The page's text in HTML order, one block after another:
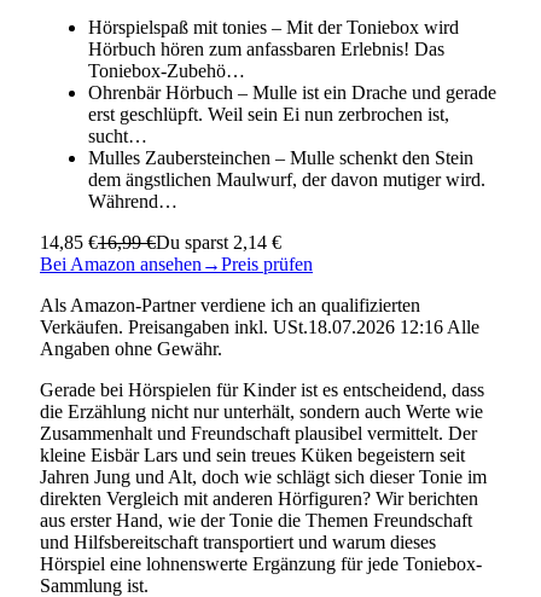
Hörspielspaß mit tonies – Mit der Toniebox wird
Hörbuch hören zum anfassbaren Erlebnis! Das
Toniebox-Zubehö…
Ohrenbär Hörbuch – Mulle ist ein Drache und gerade
erst geschlüpft. Weil sein Ei nun zerbrochen ist,
sucht…
Mulles Zaubersteinchen – Mulle schenkt den Stein
dem ängstlichen Maulwurf, der davon mutiger wird.
Während…
14,85 €16,99 €Du sparst 2,14 €
Bei Amazon ansehen →Preis prüfen
Als Amazon-Partner verdiene ich an qualifizierten
Verkäufen. Preisangaben inkl. USt.18.07.2026 12:16 Alle
Angaben ohne Gewähr.
Gerade bei Hörspielen für Kinder ist es entscheidend, dass
die Erzählung nicht nur unterhält, sondern auch Werte wie
Zusammenhalt und Freundschaft plausibel vermittelt. Der
kleine Eisbär Lars und sein treues Küken begeistern seit
Jahren Jung und Alt, doch wie schlägt sich dieser Tonie im
direkten Vergleich mit anderen Hörfiguren? Wir berichten
aus erster Hand, wie der Tonie die Themen Freundschaft
und Hilfsbereitschaft transportiert und warum dieses
Hörspiel eine lohnenswerte Ergänzung für jede Toniebox-
Sammlung ist.